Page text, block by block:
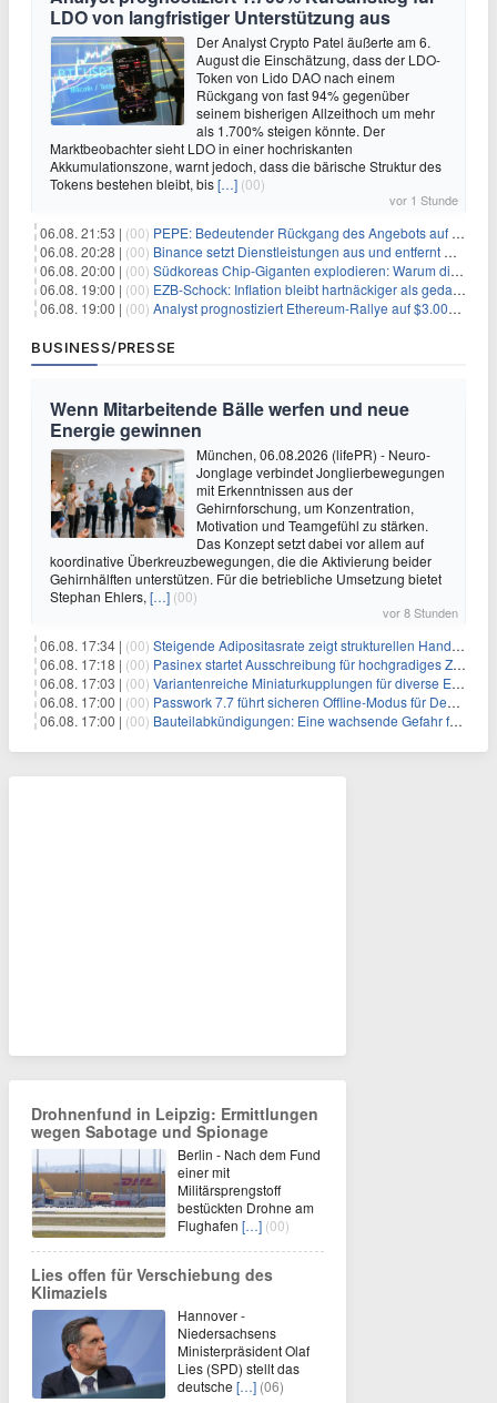
LDO von langfristiger Unterstützung aus
Der Analyst Crypto Patel äußerte am 6.
August die Einschätzung, dass der LDO-
Token von Lido DAO nach einem
Rückgang von fast 94% gegenüber
seinem bisherigen Allzeithoch um mehr
als 1.700% steigen könnte. Der
Marktbeobachter sieht LDO in einer hochriskanten
Akkumulationszone, warnt jedoch, dass die bärische Struktur des
Tokens bestehen bleibt, bis[…] (00)
vor 1 Stunde
06.08. 21:53 | (00) PEPE: Bedeutender Rückgang des Angebots auf Börsen – Was kommt als Nächstes?
06.08. 20:28 | (00) Binance setzt Dienstleistungen aus und entfernt mehrere Krypto-Paare: Wer ist betroffen?
06.08. 20:00 | (00) Südkoreas Chip-Giganten explodieren: Warum dieser Rekord-Tag die KI-Branche erschüttert
06.08. 19:00 | (00) EZB-Schock: Inflation bleibt hartnäckiger als gedacht – 2027 wird zum kritischen Test
06.08. 19:00 | (00) Analyst prognostiziert Ethereum-Rallye auf $3.000 nach entscheidendem On-Chain-Ausbruch
BUSINESS/PRESSE
Wenn Mitarbeitende Bälle werfen und neue
Energie gewinnen
München, 06.08.2026 (lifePR) - Neuro-
Jonglage verbindet Jonglierbewegungen
mit Erkenntnissen aus der
Gehirnforschung, um Konzentration,
Motivation und Teamgefühl zu stärken.
Das Konzept setzt dabei vor allem auf
koordinative Überkreuzbewegungen, die die Aktivierung beider
Gehirnhälften unterstützen. Für die betriebliche Umsetzung bietet
Stephan Ehlers, […] (00)
vor 8 Stunden
06.08. 17:34 | (00) Steigende Adipositasrate zeigt strukturellen Handlungsbedarf bei der Ernährung schulpflichtiger Kinder
06.08. 17:18 | (00) Pasinex startet Ausschreibung für hochgradiges Zinksulfidkonzentrat mit Germanium- und Silbergehalten und stellt ein Betriebsupdate bereit
06.08. 17:03 | (00) Variantenreiche Miniaturkupplungen für diverse Einsatzbereiche
06.08. 17:00 | (00) Passwork 7.7 führt sicheren Offline-Modus für Desktop- und Mobile-Apps ein
06.08. 17:00 | (00) Bauteilabkündigungen: Eine wachsende Gefahr für industrielle Elektroniksysteme
Drohnenfund in Leipzig: Ermittlungen
wegen Sabotage und Spionage
Berlin - Nach dem Fund
einer mit
Militärsprengstoff
bestückten Drohne am
Flughafen […] (00)
Lies offen für Verschiebung des
Klimaziels
Hannover -
Niedersachsens
Ministerpräsident Olaf
Lies (SPD) stellt das
deutsche […] (06)